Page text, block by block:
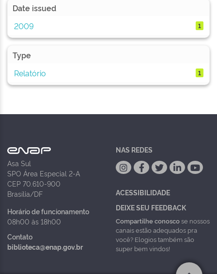
Date issued
2009
1
Type
Relatório
1
Asa Sul
SPO Área Especial 2-A
CEP 70.610-900
Brasília/DF
Horário de funcionamento
08h00 às 18h00
Contato
biblioteca@enap.gov.br
NAS REDES
ACESSIBILIDADE
DEIXE SEU FEEDBACK
Compartilhe conoscose nossos
canais estão adequados pra
você? Elogios também são
super bem vindos!